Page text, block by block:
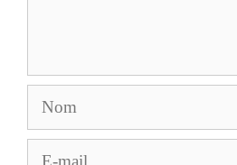
Nom
E-